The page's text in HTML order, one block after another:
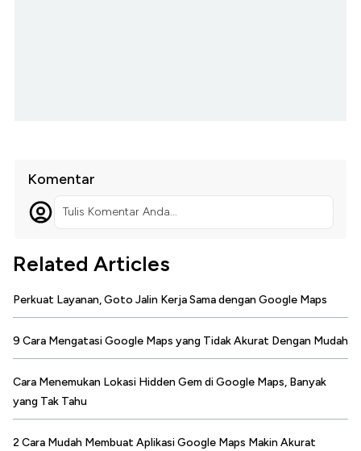
Komentar
Tulis Komentar Anda...
Related Articles
Perkuat Layanan, Goto Jalin Kerja Sama dengan Google Maps
9 Cara Mengatasi Google Maps yang Tidak Akurat Dengan Mudah
Cara Menemukan Lokasi Hidden Gem di Google Maps, Banyak
yang Tak Tahu
2 Cara Mudah Membuat Aplikasi Google Maps Makin Akurat